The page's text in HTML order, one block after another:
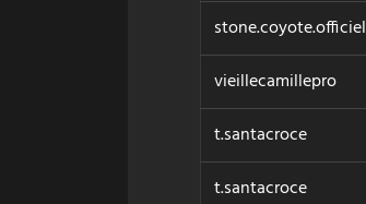
stone.coyote.officiel
vieillecamillepro
t.santacroce
t.santacroce